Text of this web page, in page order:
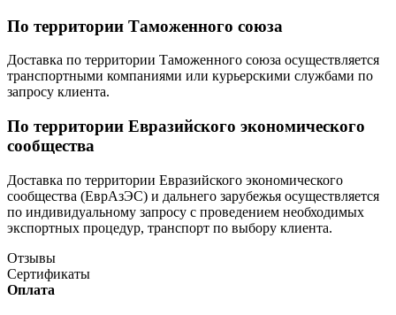
По территории Таможенного союза
Доставка по территории Таможенного союза осуществляется
транспортными компаниями или курьерскими службами по
запросу клиента.
По территории Евразийского экономического
сообщества
Доставка по территории Евразийского экономического
сообщества (ЕврАзЭС) и дальнего зарубежья осуществляется
по индивидуальному запросу с проведением необходимых
экспортных процедур, транспорт по выбору клиента.
Отзывы
Сертификаты
Оплата